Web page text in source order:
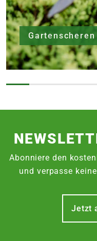
Abonniere den
und verpasse
Jetzt